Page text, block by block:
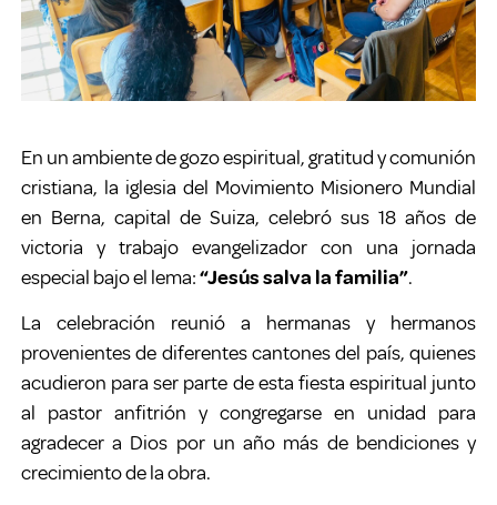
En un ambiente de gozo espiritual, gratitud y comunión
cristiana, la iglesia del Movimiento Misionero Mundial
en Berna, capital de Suiza, celebró sus 18 años de
victoria y trabajo evangelizador con una jornada
especial bajo el lema:“Jesús salva la familia”.
La celebración reunió a hermanas y hermanos
provenientes de diferentes cantones del país, quienes
acudieron para ser parte de esta fiesta espiritual junto
al pastor anfitrión y congregarse en unidad para
agradecer a Dios por un año más de bendiciones y
crecimiento de la obra.